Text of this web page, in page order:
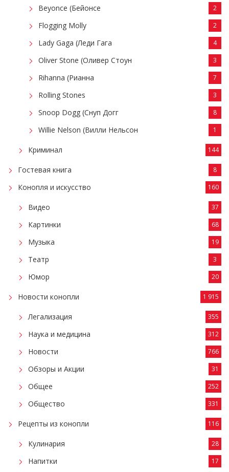
Beyonce (Бейонсе 2
Flogging Molly 2
Lady Gaga (Леди Гага 4
Oliver Stone (Оливер Стоун 3
Rihanna (Рианна 7
Rolling Stones 3
Snoop Dogg (Снуп Догг 8
Willie Nelson (Вилли Нельсон 1
Криминал 144
Гостевая книга 8
Конопля и искусство 160
Видео 37
Картинки 68
Музыка 19
Театр 3
Юмор 20
Новости конопли 1 915
Легализация 355
Наука и медицина 312
Новости 766
Обзоры и Акции 31
Общее 252
Общество 331
Рецепты из конопли 116
Кулинария 28
Напитки 17